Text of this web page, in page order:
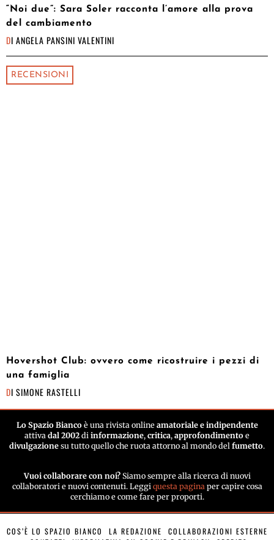
“Noi due”: Sara Soler racconta l’amore alla prova
del cambiamento
DI ANGELA PANSINI VALENTINI
RECENSIONI
Hovershot Club: ovvero come ricostruire i pezzi di
una famiglia
DI SIMONE RASTELLI
Lo Spazio Biancoè una rivista online amatoriale e indipendente
attiva dal 2002 di informazione, critica, approfondimento e
divulgazione su tutto quello che ruota attorno al mondo del fumetto.
Vuoi collaborare con noi? Siamo sempre alla ricerca di nuovi
collaboratori e nuovi contenuti. Leggi questa pagina per capire cosa
cerchiamo e come fare per proporti.
COS’È LO SPAZIO BIANCO LA REDAZIONE
COLLABORAZIONI ESTERNE